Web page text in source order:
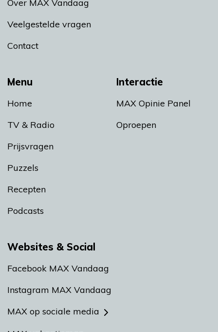
Menu
Home
TV & Radio
Prijsvragen
Puzzels
Recepten
Podcasts
Interactie
MAX Opinie Panel
Oproepen
Over MAX Vandaag
Veelgestelde vragen
Contact
Websites & Social
Facebook MAX Vandaag
Instagram MAX Vandaag
MAX op sociale media